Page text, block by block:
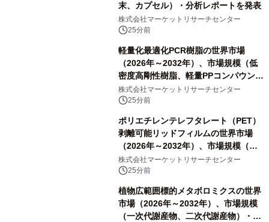
末、カプセル）・分析レポートを発表
株式会社マーケットリサーチセンター
25分前
軽量化最適化PCR樹脂の世界市場
（2026年～2032年）、市場規模（低
密度高剛性樹脂、軽量PPコンパウン
ド、強化軽量ブレンド、軽量PCR
PA、その他）・分析レポートを発表
株式会社マーケットリサーチセンター
25分前
ポリエチレンテレフタレート（PET）
剥離可能リッドフィルムの世界市場
（2026年～2032年）、市場規模（ヒ
ートシールタイプ、コールドシールタ
イプ、粘着タイプ）・分析レポートを
発表
株式会社マーケットリサーチセンター
25分前
植物広範囲標的メタボロミクスの世界
市場（2026年～2032年）、市場規模
（一次代謝産物、二次代謝産物）・分